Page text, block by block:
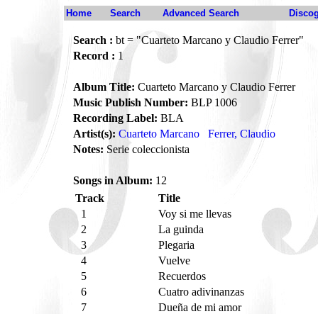
Home Search Advanced Search
Search : bt = "Cuarteto Marcano y Claudio Ferrer"
Record : 1
Album Title: Cuarteto Marcano y Claudio Ferrer
Music Publish Number: BLP 1006
Recording Label: BLA
Artist(s): Cuarteto Marcano
Ferrer, Claudio
Notes: Serie coleccionista
Songs in Album: 12
Track
Title
1
Voy si me llevas
2
La guinda
3
Plegaria
4
Vuelve
5
Recuerdos
6
Cuatro adivinanzas
7
Dueña de mi amor